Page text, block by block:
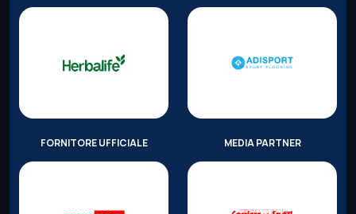
FORNITORE UFFICIALE MEDIA PARTNER